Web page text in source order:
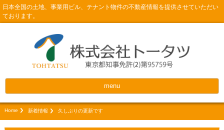
日本全国の土地、事業用ビル、テナント物件の不動産情報を提供させていただい
ております。
menu
Home 新着情報 久しぶりの更新です